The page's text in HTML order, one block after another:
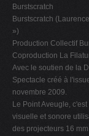
Burstscratch
Burstscratch
»)
Production Collectif
Coproduction La
Avec le soutien de la
Spectacle créé à
novembre 2009.
Le Point Aveugle,
visuelle et sonore
des projecteurs 16